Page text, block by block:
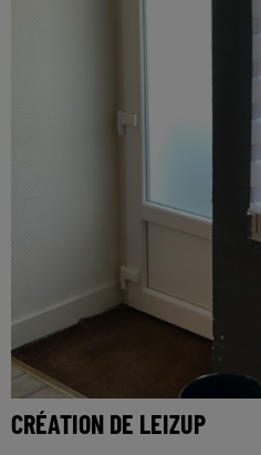
CRÉATION DE LEIZUP